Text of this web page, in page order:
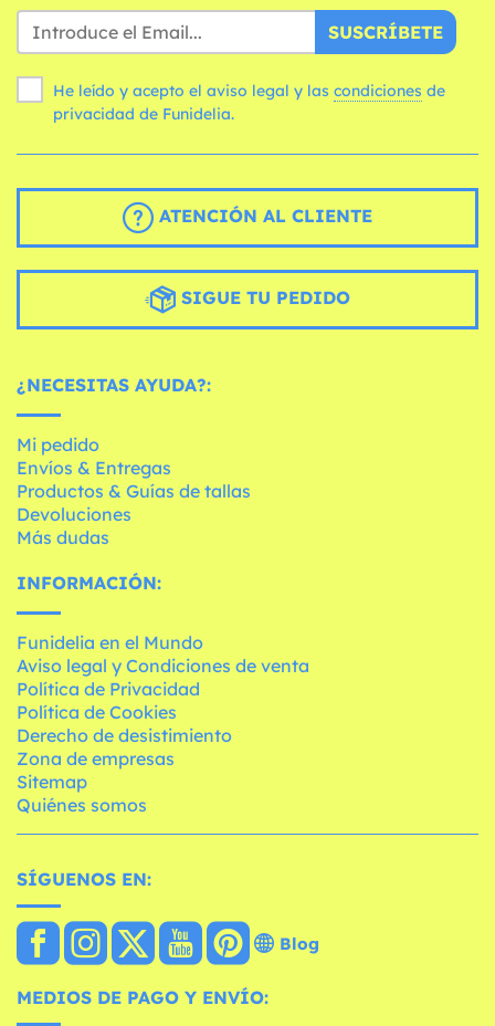
SUSCRÍBETE
He leído y acepto el aviso legal y las condiciones
privacidad de Funidelia.
ATENCIÓN AL CLIENTE
SIGUE TU PEDIDO
¿NECESITAS AYUDA?:
Mi pedido
Envíos & Entregas
Productos & Guías de tallas
Devoluciones
Más dudas
INFORMACIÓN:
Funidelia en el Mundo
Aviso legal y Condiciones de venta
Política de Privacidad
Política de Cookies
Derecho de desistimiento
Zona de empresas
Sitemap
Quiénes somos
SÍGUENOS EN:
Blog
MEDIOS DE PAGO Y ENVÍO: